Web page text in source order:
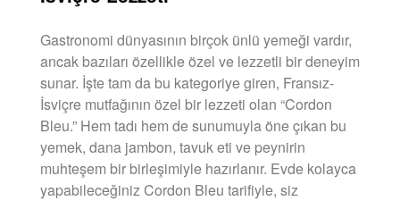
Gastronomi dünyasının birçok ünlü yemeği vardır,
ancak bazıları özellikle özel ve lezzetli bir deneyim
sunar. İşte tam da bu kategoriye giren, Fransız-
İsviçre mutfağının özel bir lezzeti olan “Cordon
Bleu.” Hem tadı hem de sunumuyla öne çıkan bu
yemek, dana jambon, tavuk eti ve peynirin
muhteşem bir birleşimiyle hazırlanır. Evde kolayca
yapabileceğiniz Cordon Bleu tarifiyle, siz